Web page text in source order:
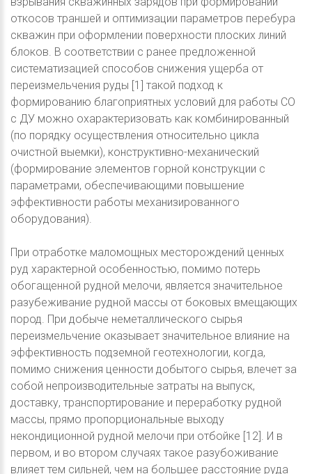
откосов траншей и оптимизации параметров перебура
скважин при оформлении поверхности плоских линий
блоков. В соответствии с ранее предложенной
систематизацией способов снижения ущерба от
переизмельчения руды [1] такой подход к
формированию благоприятных условий для работы СО
с ДУ можно охарактеризовать как комбинированный
(по порядку осуществления относительно цикла
очистной выемки), конструктивно-механический
(формирование элементов горной конструкции с
параметрами, обеспечивающими повышение
эффективности работы механизированного
оборудования).
При отработке маломощных месторождений ценных
руд характерной особенностью, помимо потерь
обогащенной рудной мелочи, является значительное
разубеживание рудной массы от боковых вмещающих
пород. При добыче неметаллического сырья
переизмельчение оказывает значительное влияние на
эффективность подземной геотехнологии, когда,
помимо снижения ценности добытого сырья, влечет за
собой непроизводительные затраты на выпуск,
доставку, транспортирование и переработку рудной
массы, прямо пропорциональные выходу
некондиционной рудной мелочи при отбойке [12]. И в
первом, и во втором случаях такое разубоживание
влияет тем сильней, чем на большее расстояние руда